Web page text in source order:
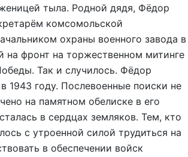
тыла. Родной дядя, Фёдор
комсомольской
охраны военного завода в
на фронт на торжественном митинге
Так и случилось. Фёдор
1943 году. Послевоенные поиски не
на памятном обелиске в его
в сердцах земляков. Тем, кто
с утроенной силой трудиться на
в обеспечении войск